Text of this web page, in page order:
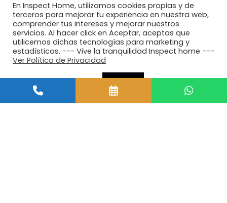
Términos y condiciones Políticas de privacidad
En Inspect Home, utilizamos cookies propias y de
terceros para mejorar tu experiencia en nuestra web,
comprender tus intereses y mejorar nuestros
servicios. Al hacer click en Aceptar, aceptas que
utilicemos dichas tecnologías para marketing y
estadísticas. --- Vive la tranquilidad Inspect home ---
Ver Política de Privacidad
Opciones de cookie ACEPTAR